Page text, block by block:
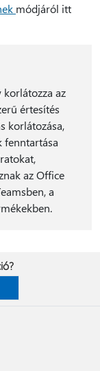
módjáról itt
az
értesítés
korlátozása,
fenntartása
az Office
a